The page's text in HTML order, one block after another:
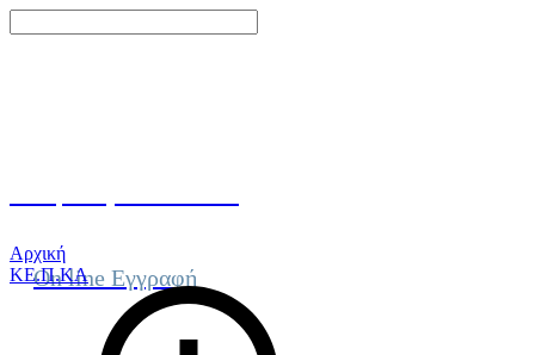
On line Εγγραφή
Αρχική
ΚΕ.Π.ΚΑ